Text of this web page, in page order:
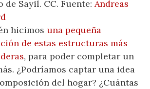
de Sayil. CC. Fuente: Andreas
hicimosuna pequeña
de estas estructuras más
, para poder completar un
¿Podríamos captar una idea
del hogar? ¿Cuántas